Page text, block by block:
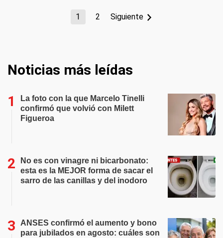
1 2 Siguiente
Noticias más leídas
La foto con la que Marcelo Tinelli
confirmó que volvió con Milett
Figueroa
No es con vinagre ni bicarbonato:
esta es la MEJOR forma de sacar el
sarro de las canillas y del inodoro
ANSES confirmó el aumento y bono
para jubilados en agosto: cuáles son